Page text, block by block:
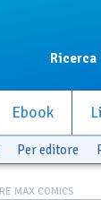
Ricerca
Ebook
Per editore
MAX COMICS